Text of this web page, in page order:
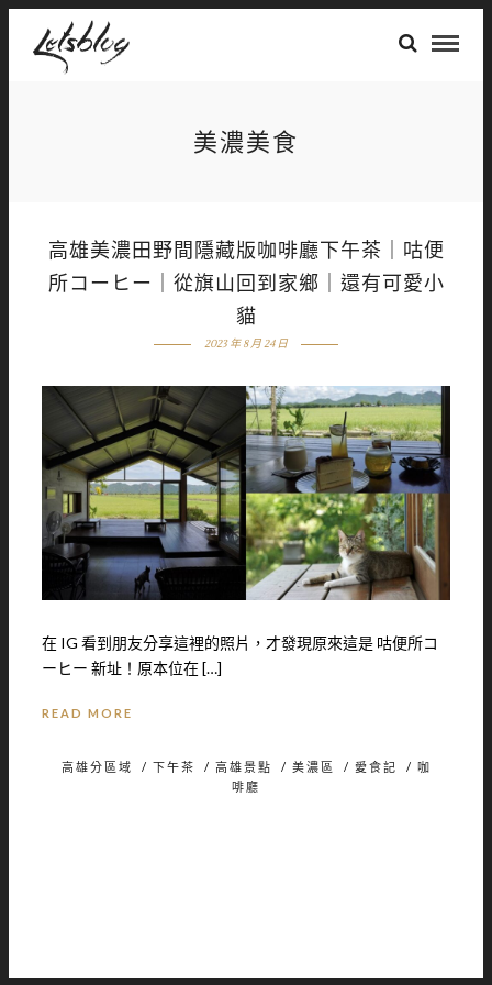
美濃美食
高雄美濃田野間隱藏版咖啡廳下午茶｜咕便
所コーヒー｜從旗山回到家鄉｜還有可愛小
貓
2023 年 8 月 24 日
在 IG 看到朋友分享這裡的照片，才發現原來這是 咕便所コ
ーヒー 新址！原本位在 […]
READ MORE
高雄分區域 / 下午茶 / 高雄景點 / 美濃區 / 愛食記 / 咖
啡廳